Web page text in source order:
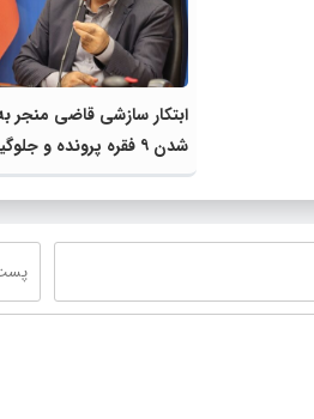
ابتکار سازشی قاضی منجر
شدن ۹ فقره پرونده و
بیش از ۲۵ دعوی دیگر شد